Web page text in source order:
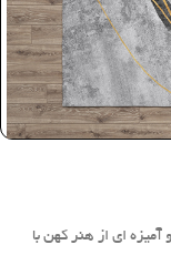
ای از هنر کهن با